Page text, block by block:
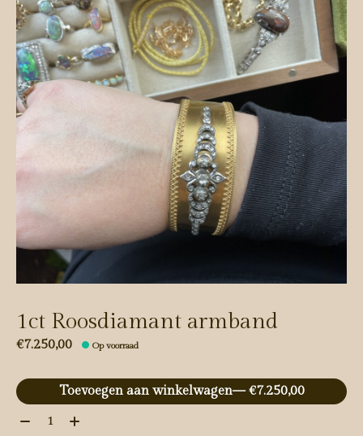
1ct Roosdiamant armband
€7.250,00 Op voorraad
Toevoegen aan winkelwagen
— €7.250,00
Aantal: